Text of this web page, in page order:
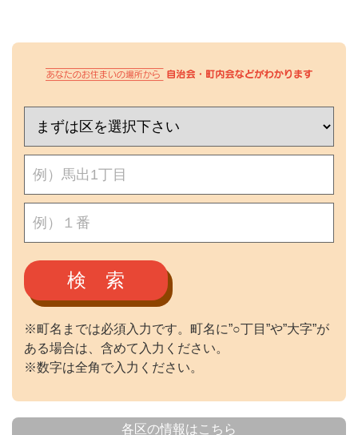
検 索
※町名までは必須入力です。町名に”○丁目”や”大字”が
ある場合は、含めて入力ください。
※数字は全角で入力ください。
各区の情報はこちら